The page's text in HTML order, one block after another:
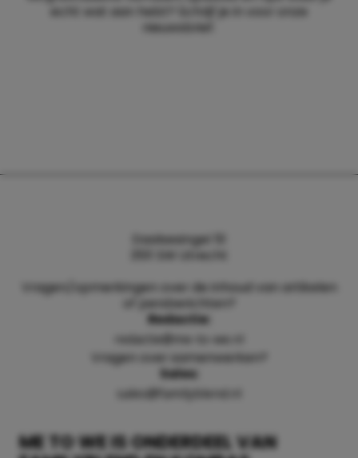
echt wat aan hebt? Schrijf je in voor onze
nieuwsbrief.
ME TO WE IS ONDERDEEL VAN
Daalsesingel 51
3511 SW Utrecht
Vragen/opmerkingen over de inhoud van artikelen
of persberichten?
Redactie:
redactie@me-to-we.nl
Vragen over samenwerken?
Sales:
sales@familyblend.nl